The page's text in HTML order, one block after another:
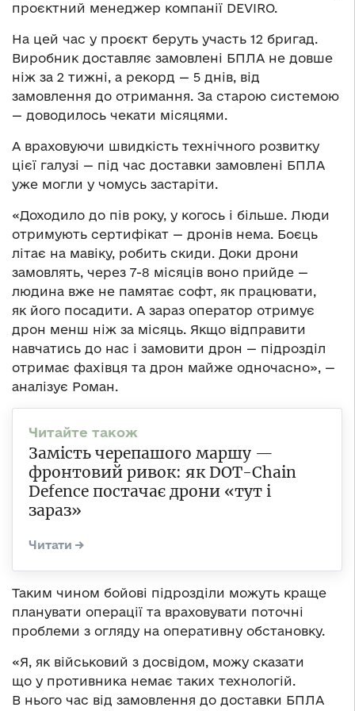
проєктний менеджер компанії DEVIRO.
На цей час у проєкт беруть участь 12 бригад.
Виробник доставляє замовлені БПЛА не довше
ніж за 2 тижні, а рекорд — 5 днів, від
замовлення до отримання. За старою системою
— доводилось чекати місяцями.
А враховуючи швидкість технічного розвитку
цієї галузі — під час доставки замовлені БПЛА
уже могли у чомусь застаріти.
«Доходило до пів року, у когось і більше. Люди
отримують сертифікат — дронів нема. Боєць
літає на мавіку, робить скиди. Доки дрони
замовлять, через 7-8 місяців воно прийде —
людина вже не памятає софт, як працювати,
як його посадити. А зараз оператор отримує
дрон менш ніж за місяць. Якщо відправити
навчатись до нас і замовити дрон — підрозділ
отримає фахівця та дрон майже одночасно», —
аналізує Роман.
Замість черепашого маршу —
фронтовий ривок: як DOT-Chain
Defence постачає дрони «тут і
зараз»
Таким чином бойові підрозділи можуть краще
планувати операції та враховувати поточні
проблеми з огляду на оперативну обстановку.
«Я, як військовий з досвідом, можу сказати
що у противника немає таких технологій.
В нього час від замовлення до доставки БПЛА